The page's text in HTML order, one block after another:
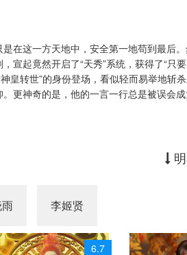
在这一方天地中，安全第一地苟到最后
宣起竟然开启了“天秀”系统，获得了“只
皇转世”的身份登场，看似轻而易举地斩
更神奇的是，他的一言一行总是被误会
李姬贤
6.7